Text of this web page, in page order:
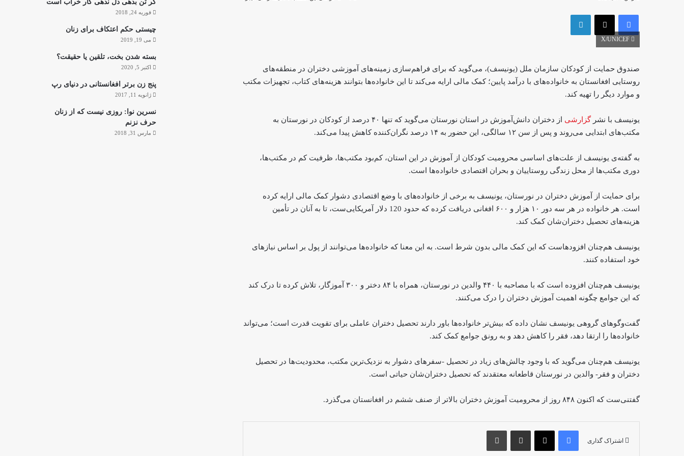
فیس بوک X لینکدین
صندوق حمایت از کودکان سازمان ملل (یونیسف)، می‌گوید که برای فراهم‌سازی زمینه‌های آموزشی دختران در منطقه‌های
روستایی افغانستان به خانواده‌های با درآمد پایین؛ کمک مالی ارایه می‌کند تا این خانواده‌ها بتوانند هزینه‌های کتاب، تجهیزات مکتب
و موارد دیگر را تهیه کند.
یونیسف با نشرگزارشی
از دختران دانش‌آموزش در استان نورستان می‌گوید که تنها ۴۰ درصد از کودکان در نورستان به
مکتب‌های ابتدایی می‌روند و پس از سن ۱۲ سالگی، این حضور به ۱۴ درصد نگران‌کننده کاهش پیدا می‌کند.
به گفته‌ی یونیسف از علت‌های اساسی محرومیت کودکان از آموزش در این استان، کم‌بود مکتب‌ها، ظرفیت کم در مکتب‌ها،
دوری مکتب‌ها از محل زندگی روستاییان و بحران اقتصادی خانواده‌ها است.
برای حمایت از آموزش دختران در نورستان، یونیسف به برخی از خانواده‌های با وضع اقتصادی دشوار کمک مالی ارایه کرده
است. هر خانواده در هر سه دور ۱۰ هزار و ۶۰۰ افغانی دریافت کرده که حدود 120 دلار آمریکایی‌ست، تا به آنان در تأمین
هزینه‌های تحصیل دختران‌شان کمک کند.
یونیسف هم‌چنان افزودهاست که این کمک مالی بدون شرط است. به این معنا که خانواده‌ها می‌توانند از پول بر اساس نیازهای
خود استفاده کنند.
یونیسف هم‌چنان افزوده است که با مصاحبه با ۴۴۰ والدین در نورستان، همراه با ۸۴ دختر و ۳۰۰ آموزگار، تلاش کرده تا درک کند
که این جوامع چگونه اهمیت آموزش دختران را درک می‌کنند.
گفت‌وگوهای گروهی یونیسف نشان داده که بیش‌تر خانواده‌ها باور دارند تحصیل دختران عاملی برای تقویت قدرت است؛ می‌تواند
خانواده‌ها را ارتقا دهد، فقر را کاهش دهد و به رونق جوامع کمک کند.
یونیسف هم‌چنان می‌گوید که با وجود چالش‌های زیاد در تحصیل -سفرهای دشوار به نزدیک‌ترین مکتب، محدودیت‌ها در تحصیل
دختران و فقر- والدین در نورستان قاطعانه معتقدند که تحصیل دختران‌شان حیاتی است.
گفتنی‌ست که اکنون ۸۴۸ روز از محرومیت آموزش دختران بالاتر از صنف ششم در افغانستان می‌گذرد.
اشتراک گذاری
فیس بوک X اشتراک گذاری از طریق ایمیل چاپ
چندهمسری مردان در افغانستان؛ روایت
حمایت ملل متحد از کسب‌وکارهای زنان در
گر تن بدهی دل ندهی کار خراب است
فوریه 24, 2018
چیستی حکم اعتکاف برای زنان
می 19, 2019
بسته شدن بخت، تلقین یا حقیقت؟
اکتبر 5, 2020
پنج زن برتر افغانستانی در دنیای رپ
ژانویه 11, 2017
نسرین نوا: روزی نیست که از زنان
حرف نزنم
مارس 31, 2018